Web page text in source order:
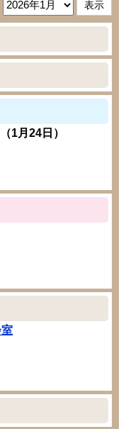
1月24日）